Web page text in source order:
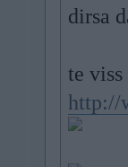
dirsa
te viss
http://